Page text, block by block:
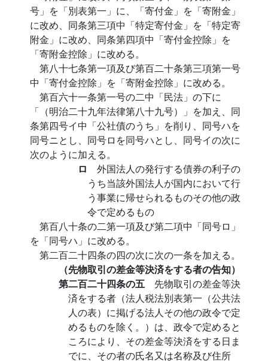
号」を「別表第一」に、「寄付金」を「寄附金」
に改め、同条第三項中「特定寄付金」を「特定寄
附金」に改め、同条第四項中「寄付金控除」を
「寄附金控除」に改める。
第八十七条第一項及び第百二十条第三項第一号
中「寄付金控除」を「寄附金控除」に改める。
第百六十一条第一号の二中「民法」の下に
「（明治二十九年法律第八十九号）」を加え、同
条第四号イ中「公社債のうち」を削り、同号ハを
同号ニとし、同号ロを同号ハとし、同号イの次に
次のように加える。
ロ 外国法人の発行する債券の利子の
うち当該外国法人が国内において行
う事業に帰せられるものその他の政
令で定めるもの
第百八十条の二第一項及び第二項中「同号ロ」
を「同号ハ」に改める。
第二百二十四条の四の次に次の一条を加える。
（先物取引の差金等決済をする者の告知）
第二百二十四条の五 先物取引の差金等決
済をする者（法人税法別表第一（公共法
人の表）に掲げる法人その他の政令で定
めるものを除く。）は、政令で定めると
ころにより、その差金等決済をする日ま
でに、その者の氏名又は名称及び住所